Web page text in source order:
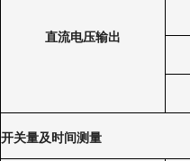
直流电压输出
开关量及时间测量